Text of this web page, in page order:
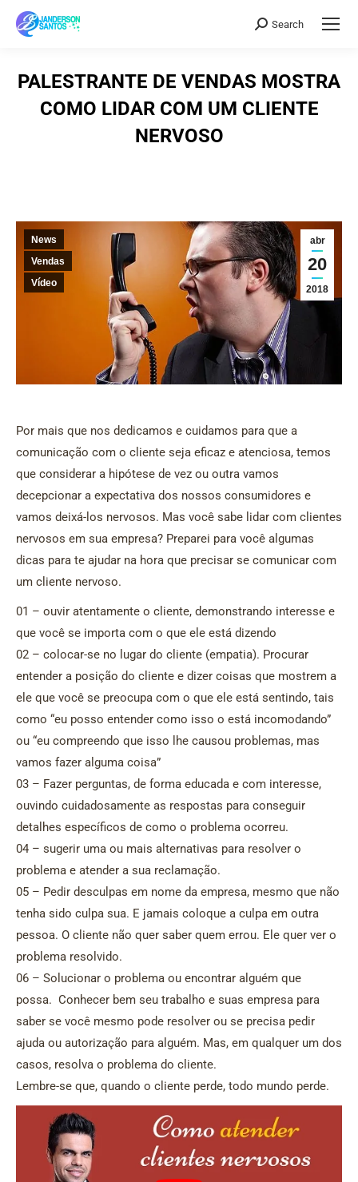
Search:
Search
PALESTRANTE DE VENDAS MOSTRA
COMO LIDAR COM UM CLIENTE
NERVOSO
abr
20
2018
News
Vendas
Vídeo
Por mais que nos dedicamos e cuidamos para que a
comunicação com o cliente seja eficaz e atenciosa, temos
que considerar a hipótese de vez ou outra vamos
decepcionar a expectativa dos nossos consumidores e
vamos deixá-los nervosos. Mas você sabe lidar com clientes
nervosos em sua empresa? Preparei para você algumas
dicas para te ajudar na hora que precisar se comunicar com
um cliente nervoso.
01 – ouvir atentamente o cliente, demonstrando interesse e
que você se importa com o que ele está dizendo
02 – colocar-se no lugar do cliente (empatia). Procurar
entender a posição do cliente e dizer coisas que mostrem a
ele que você se preocupa com o que ele está sentindo, tais
como “eu posso entender como isso o está incomodando”
ou “eu compreendo que isso lhe causou problemas, mas
vamos fazer alguma coisa”
03 – Fazer perguntas, de forma educada e com interesse,
ouvindo cuidadosamente as respostas para conseguir
detalhes específicos de como o problema ocorreu.
04 – sugerir uma ou mais alternativas para resolver o
problema e atender a sua reclamação.
05 – Pedir desculpas em nome da empresa, mesmo que não
tenha sido culpa sua. E jamais coloque a culpa em outra
pessoa. O cliente não quer saber quem errou. Ele quer ver o
problema resolvido.
06 – Solucionar o problema ou encontrar alguém que
possa. Conhecer bem seu trabalho e suas empresa para
saber se você mesmo pode resolver ou se precisa pedir
ajuda ou autorização para alguém. Mas, em qualquer um dos
casos, resolva o problema do cliente.
Lembre-se que, quando o cliente perde, todo mundo perde.